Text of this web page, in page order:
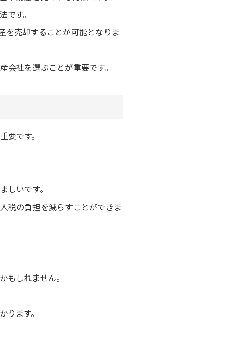
す。
を売却することが可能となりま
社を選ぶことが重要です。
です。
いです。
税の負担を減らすことができま
もしれません。
ます。